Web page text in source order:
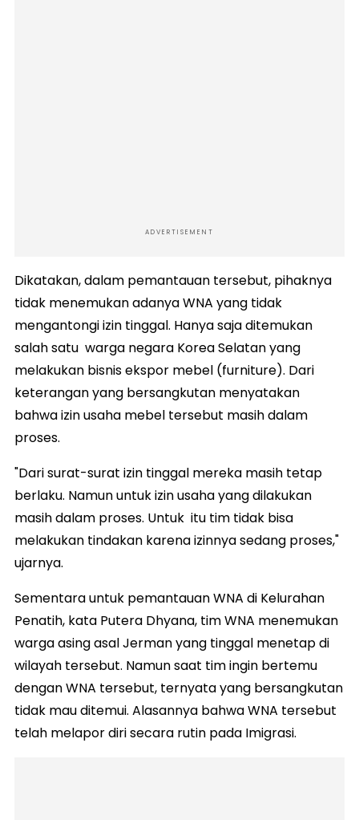
ADVERTISEMENT
Dikatakan, dalam pemantauan tersebut, pihaknya
tidak menemukan adanya WNA yang tidak
mengantongi izin tinggal. Hanya saja ditemukan
salah satu warga negara Korea Selatan yang
melakukan bisnis ekspor mebel (furniture). Dari
keterangan yang bersangkutan menyatakan
bahwa izin usaha mebel tersebut masih dalam
proses.
"Dari surat-surat izin tinggal mereka masih tetap
berlaku. Namun untuk izin usaha yang dilakukan
masih dalam proses. Untuk itu tim tidak bisa
melakukan tindakan karena izinnya sedang proses,"
ujarnya.
Sementara untuk pemantauan WNA di Kelurahan
Penatih, kata Putera Dhyana, tim WNA menemukan
warga asing asal Jerman yang tinggal menetap di
wilayah tersebut. Namun saat tim ingin bertemu
dengan WNA tersebut, ternyata yang bersangkutan
tidak mau ditemui. Alasannya bahwa WNA tersebut
telah melapor diri secara rutin pada Imigrasi.